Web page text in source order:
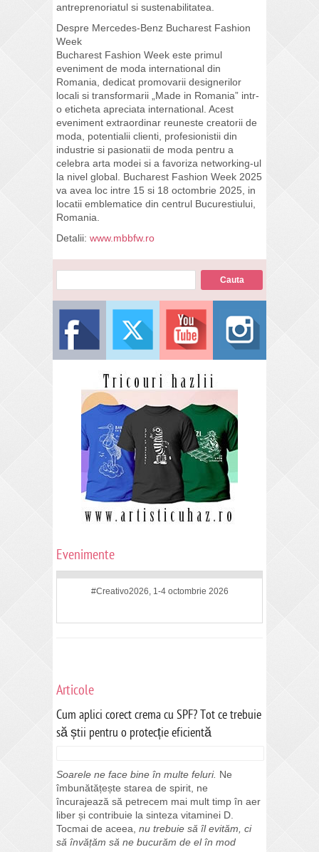
antreprenoriatul si sustenabilitatea.
Despre Mercedes-Benz Bucharest Fashion
Week
Bucharest Fashion Week este primul
eveniment de moda international din
Romania, dedicat promovarii designerilor
locali si transformarii „Made in Romania” intr-
o eticheta apreciata international. Acest
eveniment extraordinar reuneste creatorii de
moda, potentialii clienti, profesionistii din
industrie si pasionatii de moda pentru a
celebra arta modei si a favoriza networking-ul
la nivel global. Bucharest Fashion Week 2025
va avea loc intre 15 si 18 octombrie 2025, in
locatii emblematice din centrul Bucurestiului,
Romania.
Detalii: www.mbbfw.ro
Evenimente
#Creativo2026, 1-4 octombrie 2026
Articole
Cum aplici corect crema cu SPF? Tot ce trebuie
să știi pentru o protecție eficientă
Soarele ne face bine în multe feluri. Ne
îmbunătățește starea de spirit, ne
încurajează să petrecem mai mult timp în aer
liber și contribuie la sinteza vitaminei D.
Tocmai de aceea, nu trebuie să îl evităm, ci
să învățăm să ne bucurăm de el în mod